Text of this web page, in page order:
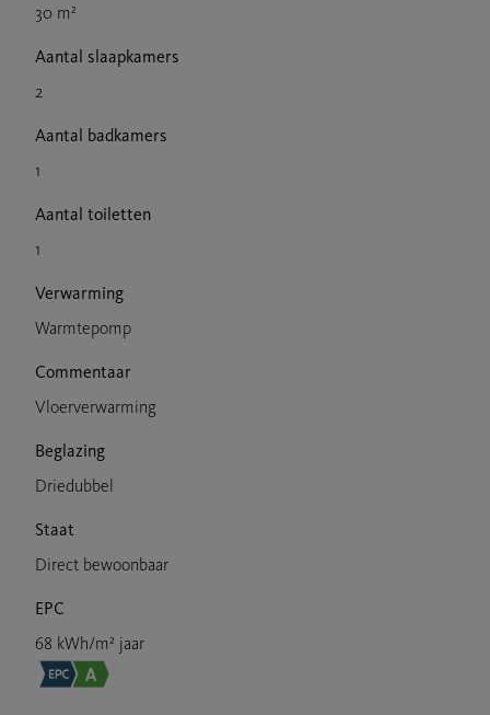
30 m²
Aantal slaapkamers
2
Aantal badkamers
1
Aantal toiletten
1
Verwarming
Warmtepomp
Commentaar
Vloerverwarming
Beglazing
Driedubbel
Staat
Direct bewoonbaar
EPC
68 kWh/m² jaar